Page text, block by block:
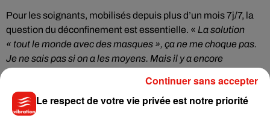
Pour les soignants, mobilisés depuis plus d’un mois 7j/7, la
question du déconfinement est essentielle. « La solution
« tout le monde avec des masques », ça ne me choque pas.
Je ne sais pas si on a les moyens. Mais il y a encore
beaucoup de chemin à faire, pour dire que l’on est sorti
Les soignants duCHRO, de leur côté, ont plus ou moins été
Le respect de votre vie privée est notre priorité
Continuer sans accepter